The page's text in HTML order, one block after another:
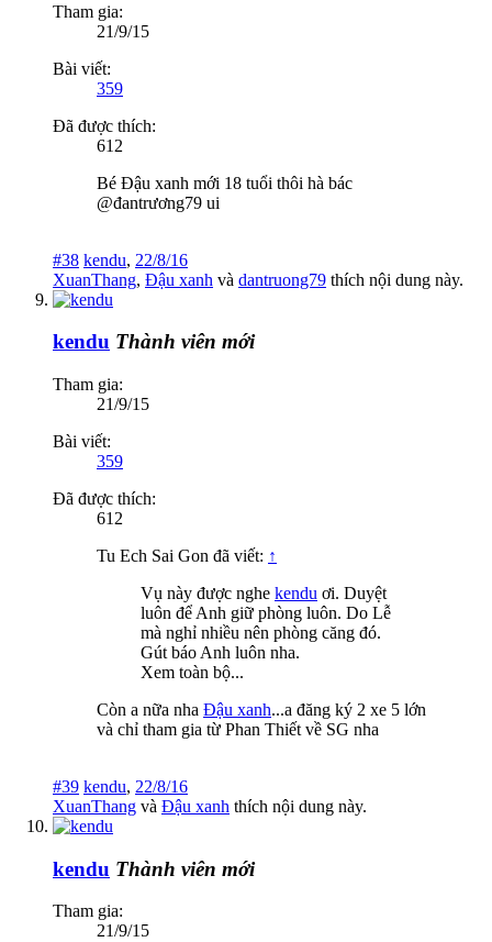
Tham gia:
21/9/15
Bài viết:
359
Đã được thích:
612
Bé Đậu xanh mới 18 tuổi thôi hà bác
@đantrương79 ui
#38 kendu, 22/8/16
XuanThang, Đậu xanh và dantruong79 thích nội dung này.
kendu Thành viên mới
Tham gia:
21/9/15
Bài viết:
359
Đã được thích:
612
Tu Ech Sai Gon đã viết: ↑
Vụ này được nghe kendu ơi. Duyệt
luôn để Anh giữ phòng luôn. Do Lễ
mà nghỉ nhiều nên phòng căng đó.
Gút báo Anh luôn nha.
Xem toàn bộ...
Còn a nữa nha Đậu xanh...a đăng ký 2 xe 5 lớn
và chỉ tham gia từ Phan Thiết về SG nha
#39 kendu, 22/8/16
XuanThang và Đậu xanh thích nội dung này.
kendu Thành viên mới
Tham gia:
21/9/15